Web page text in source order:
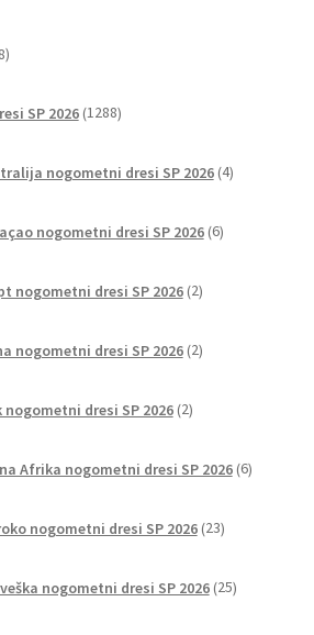
izdelkov
SP 2026 1288izdelkov
nogometni dresi SP 2026 4izdelki
nogometni dresi SP 2026 6izdelkov
nogometni dresi SP 2026 2izdelka
nogometni dresi SP 2026 2izdelka
nogometni dresi SP 2026 2izdelka
Afrika nogometni dresi SP 2026 6izdelkov
nogometni dresi SP 2026 23izdelkov
nogometni dresi SP 2026 25izdelkov